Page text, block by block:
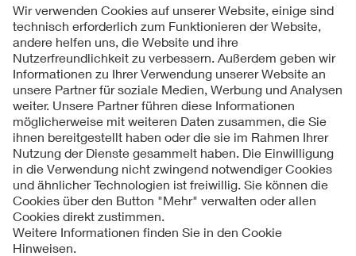
Folgen Sie uns
Kontakte
Service
Impressum
Datenschutzinformationen